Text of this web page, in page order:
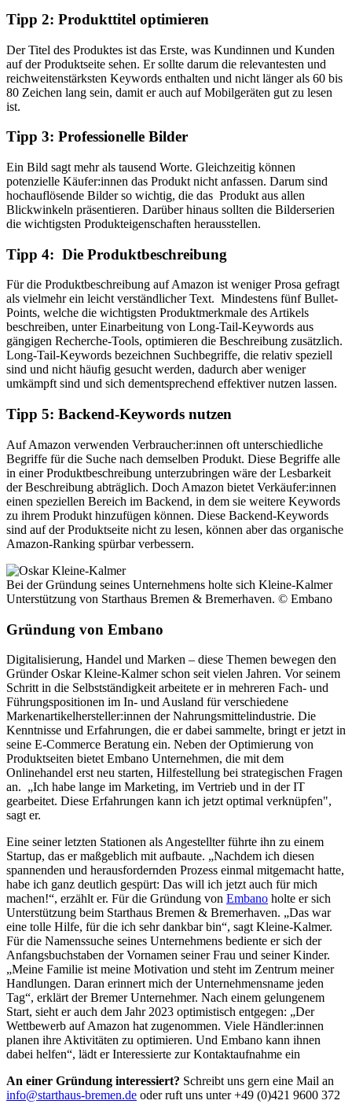
Tipp 2: Produkttitel optimieren
Der Titel des Produktes ist das Erste, was Kundinnen und Kunden
auf der Produktseite sehen. Er sollte darum die relevantesten und
reichweitenstärksten Keywords enthalten und nicht länger als 60 bis
80 Zeichen lang sein, damit er auch auf Mobilgeräten gut zu lesen
ist.
Tipp 3: Professionelle Bilder
Ein Bild sagt mehr als tausend Worte. Gleichzeitig können
potenzielle Käufer:innen das Produkt nicht anfassen. Darum sind
hochauflösende Bilder so wichtig, die das Produkt aus allen
Blickwinkeln präsentieren. Darüber hinaus sollten die Bilderserien
die wichtigsten Produkteigenschaften herausstellen.
Tipp 4: Die Produktbeschreibung
Für die Produktbeschreibung auf Amazon ist weniger Prosa gefragt
als vielmehr ein leicht verständlicher Text. Mindestens fünf Bullet-
Points, welche die wichtigsten Produktmerkmale des Artikels
beschreiben, unter Einarbeitung von Long-Tail-Keywords aus
gängigen Recherche-Tools, optimieren die Beschreibung zusätzlich.
Long-Tail-Keywords bezeichnen Suchbegriffe, die relativ speziell
sind und nicht häufig gesucht werden, dadurch aber weniger
umkämpft sind und sich dementsprechend effektiver nutzen lassen.
Tipp 5: Backend-Keywords nutzen
Auf Amazon verwenden Verbraucher:innen oft unterschiedliche
Begriffe für die Suche nach demselben Produkt. Diese Begriffe alle
in einer Produktbeschreibung unterzubringen wäre der Lesbarkeit
der Beschreibung abträglich. Doch Amazon bietet Verkäufer:innen
einen speziellen Bereich im Backend, in dem sie weitere Keywords
zu ihrem Produkt hinzufügen können. Diese Backend-Keywords
sind auf der Produktseite nicht zu lesen, können aber das organische
Amazon-Ranking spürbar verbessern.
Bei der Gründung seines Unternehmens holte sich Kleine-Kalmer
Unterstützung von Starthaus Bremen & Bremerhaven. © Embano
Gründung von Embano
Digitalisierung, Handel und Marken – diese Themen bewegen den
Gründer Oskar Kleine-Kalmer schon seit vielen Jahren. Vor seinem
Schritt in die Selbstständigkeit arbeitete er in mehreren Fach- und
Führungspositionen im In- und Ausland für verschiedene
Markenartikelhersteller:innen der Nahrungsmittelindustrie. Die
Kenntnisse und Erfahrungen, die er dabei sammelte, bringt er jetzt in
seine E-Commerce Beratung ein. Neben der Optimierung von
Produktseiten bietet Embano Unternehmen, die mit dem
Onlinehandel erst neu starten, Hilfestellung bei strategischen Fragen
an. „Ich habe lange im Marketing, im Vertrieb und in der IT
gearbeitet. Diese Erfahrungen kann ich jetzt optimal verknüpfen",
sagt er.
Eine seiner letzten Stationen als Angestellter führte ihn zu einem
Startup, das er maßgeblich mit aufbaute. „Nachdem ich diesen
spannenden und herausfordernden Prozess einmal mitgemacht hatte,
habe ich ganz deutlich gespürt: Das will ich jetzt auch für mich
machen!“, erzählt er. Für die Gründung von Embano holte er sich
Unterstützung beim Starthaus Bremen & Bremerhaven. „Das war
eine tolle Hilfe, für die ich sehr dankbar bin“, sagt Kleine-Kalmer.
Für die Namenssuche seines Unternehmens bediente er sich der
Anfangsbuchstaben der Vornamen seiner Frau und seiner Kinder.
„Meine Familie ist meine Motivation und steht im Zentrum meiner
Handlungen. Daran erinnert mich der Unternehmensname jeden
Tag“, erklärt der Bremer Unternehmer. Nach einem gelungenem
Start, sieht er auch dem Jahr 2023 optimistisch entgegen: „Der
Wettbewerb auf Amazon hat zugenommen. Viele Händler:innen
planen ihre Aktivitäten zu optimieren. Und Embano kann ihnen
dabei helfen“, lädt er Interessierte zur Kontaktaufnahme ein
An einer Gründung interessiert? Schreibt uns gern eine Mail an
info@starthaus-bremen.de oder ruft uns unter +49 (0)421 9600 372